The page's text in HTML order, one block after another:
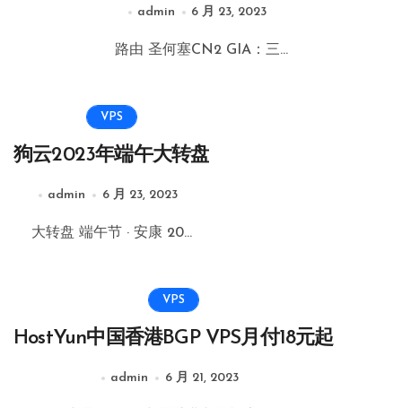
admin 6 月 23, 2023
路由 圣何塞CN2 GIA：三...
VPS
狗云2023年端午大转盘
admin 6 月 23, 2023
大转盘 端午节 · 安康 20...
VPS
HostYun中国香港BGP VPS月付18元起
admin 6 月 21, 2023